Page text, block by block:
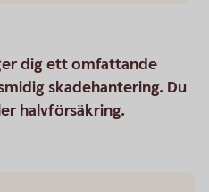
dig ett omfattande
skadehantering. Du
halvförsäkring.